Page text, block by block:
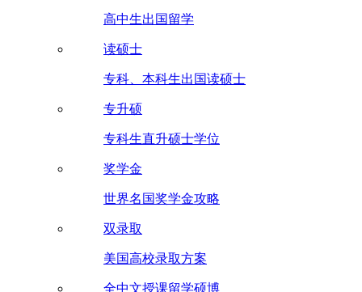
高中生出国留学
读硕士
专科、本科生出国读硕士
专升硕
专科生直升硕士学位
奖学金
世界名国奖学金攻略
双录取
美国高校录取方案
全中文授课留学硕博